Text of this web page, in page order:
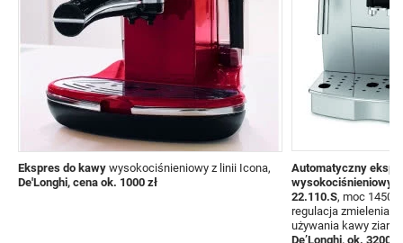
Ekspres do kawy wysokociśnieniowy z linii Icona,
De'Longhi, cena ok. 1000 zł
Automatyczny
wysokociśnieniowy
22.110.S, moc 1450
regulacja zmielenia
używania kawy
De’Longhi, ok. 3200 zł